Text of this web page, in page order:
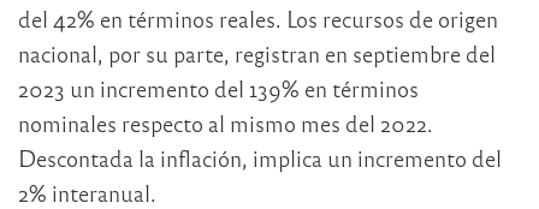
del 42% en términos reales. Los recursos de origen
nacional, por su parte, registran en septiembre del
2023 un incremento del 139% en términos
nominales respecto al mismo mes del 2022.
Descontada la inflación, implica un incremento del
2% interanual.